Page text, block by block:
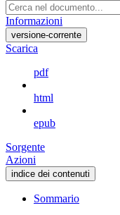
Informazioni
versione-corrente
Scarica
pdf
html
epub
Sorgente
Azioni
indice dei contenuti
Sommario